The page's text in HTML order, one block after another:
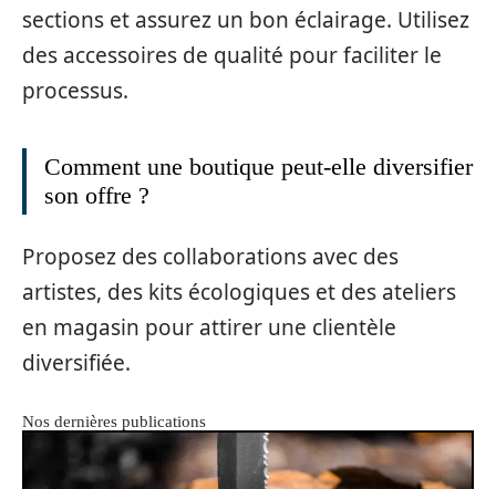
sections et assurez un bon éclairage. Utilisez
des accessoires de qualité pour faciliter le
processus.
Comment une boutique peut-elle diversifier
son offre ?
Proposez des collaborations avec des
artistes, des kits écologiques et des ateliers
en magasin pour attirer une clientèle
diversifiée.
Nos dernières publications